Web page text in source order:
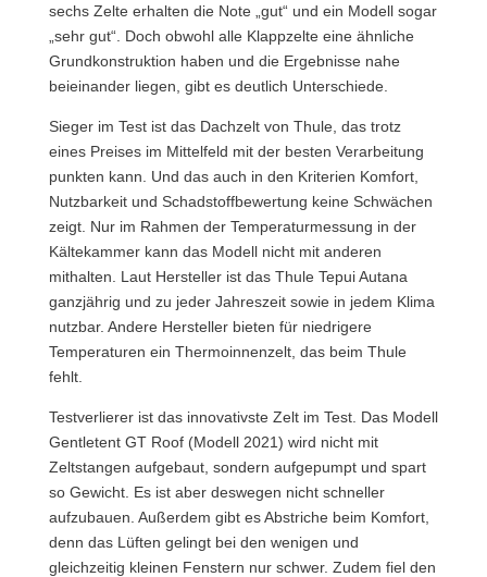
sechs Zelte erhalten die Note „gut“ und ein Modell sogar
„sehr gut“. Doch obwohl alle Klappzelte eine ähnliche
Grundkonstruktion haben und die Ergebnisse nahe
beieinander liegen, gibt es deutlich Unterschiede.
Sieger im Test ist das Dachzelt von Thule, das trotz
eines Preises im Mittelfeld mit der besten Verarbeitung
punkten kann. Und das auch in den Kriterien Komfort,
Nutzbarkeit und Schadstoffbewertung keine Schwächen
zeigt. Nur im Rahmen der Temperaturmessung in der
Kältekammer kann das Modell nicht mit anderen
mithalten. Laut Hersteller ist das Thule Tepui Autana
ganzjährig und zu jeder Jahreszeit sowie in jedem Klima
nutzbar. Andere Hersteller bieten für niedrigere
Temperaturen ein Thermoinnenzelt, das beim Thule
fehlt.
Testverlierer ist das innovativste Zelt im Test. Das Modell
Gentletent GT Roof (Modell 2021) wird nicht mit
Zeltstangen aufgebaut, sondern aufgepumpt und spart
so Gewicht. Es ist aber deswegen nicht schneller
aufzubauen. Außerdem gibt es Abstriche beim Komfort,
denn das Lüften gelingt bei den wenigen und
gleichzeitig kleinen Fenstern nur schwer. Zudem fiel den